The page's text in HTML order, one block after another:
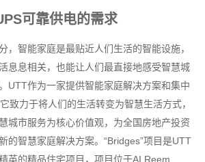
可靠供电的需求
，智能家庭是最贴近人们生活的智能设施，
息息相关，也能让人们最直接地感受智慧城
UTT作为一家提供智能家庭解决方案和集中
致力于将人们的生活转变为智慧生活方式，
城市服务为核心价值观，为全国房地产投资
的智慧家庭解决方案。“Bridges”项目是UTT
英的精品住宅项目，项目位于AI Reem